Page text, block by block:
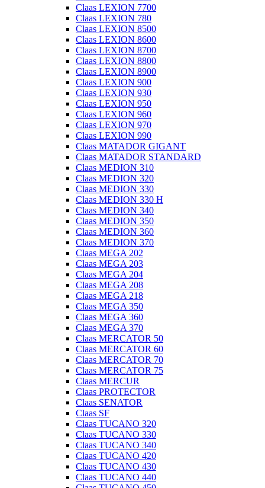
Claas LEXION 7700
Claas LEXION 780
Claas LEXION 8500
Claas LEXION 8600
Claas LEXION 8700
Claas LEXION 8800
Claas LEXION 8900
Claas LEXION 900
Claas LEXION 930
Claas LEXION 950
Claas LEXION 960
Claas LEXION 970
Claas LEXION 990
Claas MATADOR GIGANT
Claas MATADOR STANDARD
Claas MEDION 310
Claas MEDION 320
Claas MEDION 330
Claas MEDION 330 H
Claas MEDION 340
Claas MEDION 350
Claas MEDION 360
Claas MEDION 370
Claas MEGA 202
Claas MEGA 203
Claas MEGA 204
Claas MEGA 208
Claas MEGA 218
Claas MEGA 350
Claas MEGA 360
Claas MEGA 370
Claas MERCATOR 50
Claas MERCATOR 60
Claas MERCATOR 70
Claas MERCATOR 75
Claas MERCUR
Claas PROTECTOR
Claas SENATOR
Claas SF
Claas TUCANO 320
Claas TUCANO 330
Claas TUCANO 340
Claas TUCANO 420
Claas TUCANO 430
Claas TUCANO 440